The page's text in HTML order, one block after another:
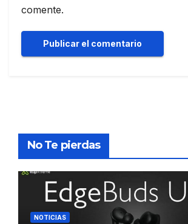
comente.
No Te pierdas
NOTICIAS